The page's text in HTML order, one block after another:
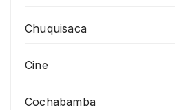
Chuquisaca
Cine
Cochabamba